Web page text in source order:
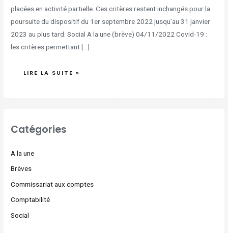
placées en activité partielle. Ces critères restent inchangés pour la
poursuite du dispositif du 1er septembre 2022 jusqu’au 31 janvier
2023 au plus tard. Social A la une (brève) 04/11/2022 Covid-19 :
les critères permettant […]
LIRE LA SUITE »
Catégories
A la une
Brèves
Commissariat aux comptes
Comptabilité
Social